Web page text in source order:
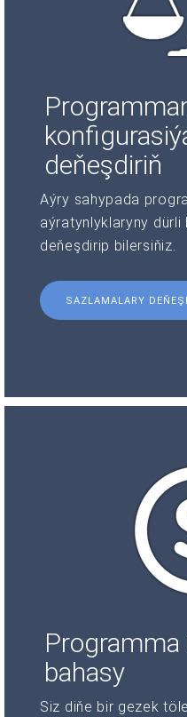
deňeşdiriň
Aýry sahypada
aýratynlyklaryny
deňeşdirip bilersiňiz.
SAZLAMALARY
bahasy
Siz diňe bir gezek